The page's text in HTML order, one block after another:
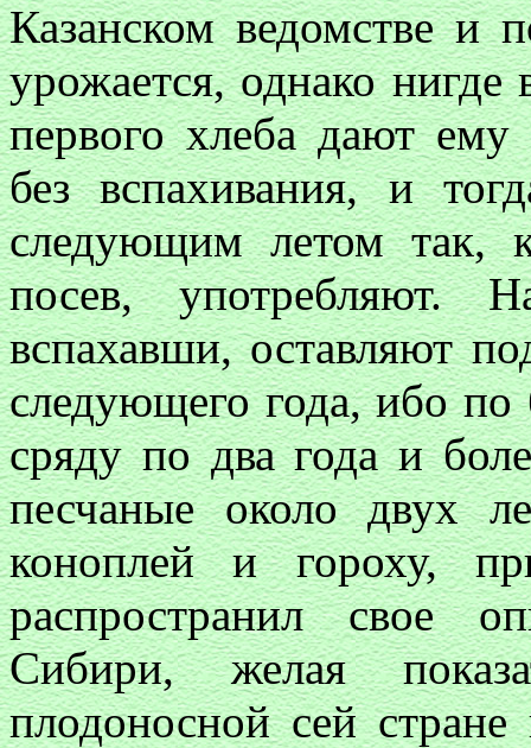
Казанском ведомстве и
урожается, однако
первого хлеба дают
без вспахивания, и
следующим летом так,
посев, употребляют.
вспахавши, оставляют
следующего года, ибо по
сряду по два года и
песчаные около двух
коноплей и гороху,
распространил свое
Сибири, желая
плодоносной сей